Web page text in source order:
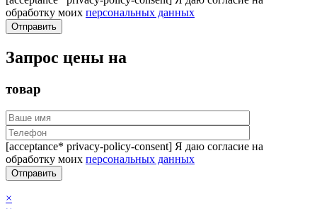
обработку моих персональных данных
Запрос цены на
товар
[acceptance* privacy-policy-consent] Я даю согласие на
обработку моих персональных данных
×